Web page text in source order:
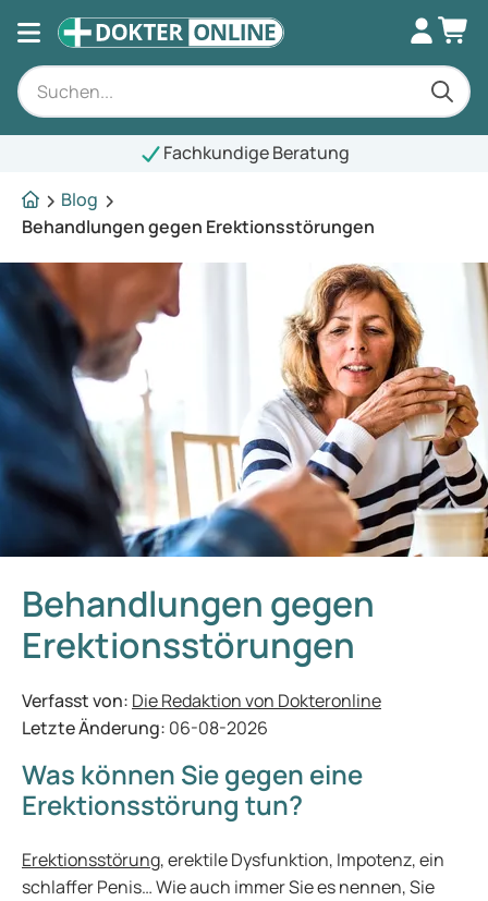
Fachkundige Beratung
Blog
Behandlungen gegen Erektionsstörungen
Behandlungen gegen
Erektionsstörungen
Verfasst von: Die Redaktion von Dokteronline
Letzte Änderung: 06-08-2026
Was können Sie gegen eine
Erektionsstörung tun?
Erektionsstörung, erektile Dysfunktion, Impotenz, ein
schlaffer Penis… Wie auch immer Sie es nennen, Sie